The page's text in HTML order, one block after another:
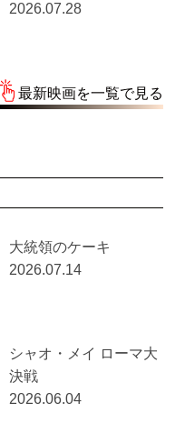
2026.07.28
最新映画を一覧で見る
大統領のケーキ
2026.07.14
シャオ・メイ ローマ大
決戦
2026.06.04